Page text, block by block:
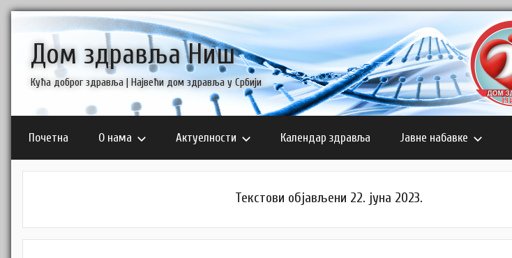
contentДом здравља Ниш
Кућа доброг здравља | Највећи дом здравља у Србији
Почетна О нама Актуелности Календар здравља Јавне набавке
Текстови објављени 22. јуна 2023.